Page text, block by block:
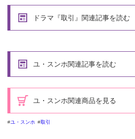
ドラマ『取引』関連記事を読む
ユ・スンホ関連記事を読む
ユ・スンホ関連商品を見る
ユ・スンホ 取引